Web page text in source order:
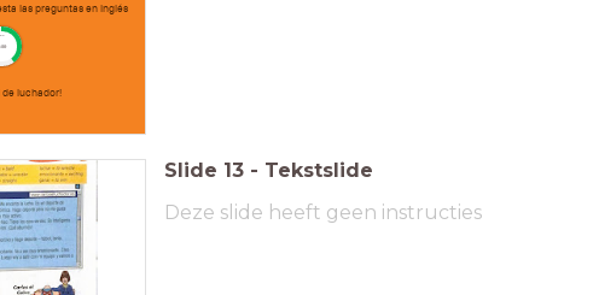
las preguntas en inglés
de luchador!
timer
Slide 13 - Tekstslide
Deze slide heeft geen instructies